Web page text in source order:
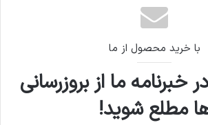
با خرید محصول از ما
ما از بروزرسانی
مطلع شوید!